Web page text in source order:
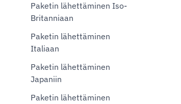
Paketin lähettäminen Iso-
Britanniaan
Paketin lähettäminen
Italiaan
Paketin lähettäminen
Japaniin
Paketin lähettäminen